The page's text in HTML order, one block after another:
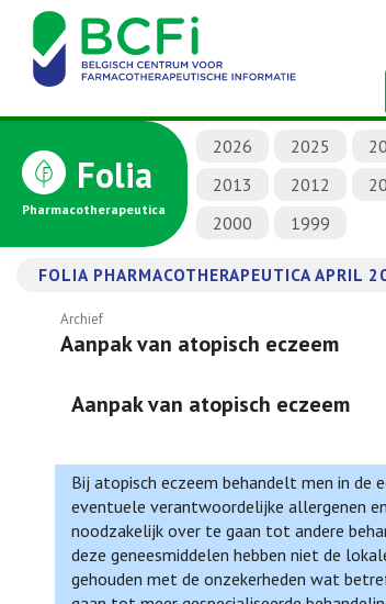
Folia
Pharmacotherapeutica
2026 2025
2013
2012
2000
1999
FOLIA PHARMACOTHERAPEUTICA APRIL
Archief
Aanpak van atopisch eczeem
Aanpak van atopisch eczeem
Bij atopisch eczeem behandelt men in
eventuele verantwoordelijke allergenen
noodzakelijk over te gaan tot andere
deze geneesmiddelen hebben niet de
gehouden met de onzekerheden wat